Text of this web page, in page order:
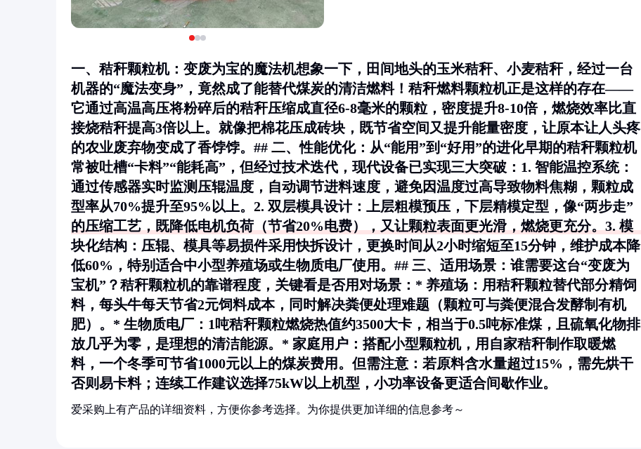
一、秸秆颗粒机：变废为宝的魔法机想象一下，田间地头的玉米秸秆、小麦秸秆，经过一台
机器的“魔法变身”，竟然成了能替代煤炭的清洁燃料！秸秆燃料颗粒机正是这样的存在——
它通过高温高压将粉碎后的秸秆压缩成直径6-8毫米的颗粒，密度提升8-10倍，燃烧效率比直
接烧秸秆提高3倍以上。就像把棉花压成砖块，既节省空间又提升能量密度，让原本让人头疼
的农业废弃物变成了香饽饽。## 二、性能优化：从“能用”到“好用”的进化早期的秸秆颗粒机
常被吐槽“卡料”“能耗高”，但经过技术迭代，现代设备已实现三大突破：1. 智能温控系统：
通过传感器实时监测压辊温度，自动调节进料速度，避免因温度过高导致物料焦糊，颗粒成
型率从70%提升至95%以上。2. 双层模具设计：上层粗模预压，下层精模定型，像“两步走”
的压缩工艺，既降低电机负荷（节省20%电费），又让颗粒表面更光滑，燃烧更充分。3. 模
块化结构 ：压辊、模具等易损件采用快拆设计，更换时间从2小时缩短至15分钟，维护成本降
低60%，特别适合中小型养殖场或生物质电厂使用。## 三、适用场景：谁需要这台“变废为
宝机”？秸秆颗粒机的靠谱程度，关键看是否用对场景：* 养殖场 ：用秸秆颗粒替代部分精饲
料，每头牛每天节省2元饲料成本，同时解决粪便处理难题（颗粒可与粪便混合发酵制有机
肥）。* 生物质电厂 ：1吨秸秆颗粒燃烧热值约3500大卡，相当于0.5吨标准煤，且硫氧化物排
放几乎为零，是理想的清洁能源。* 家庭用户 ：搭配小型颗粒机，用自家秸秆制作取暖燃
料，一个冬季可节省1000元以上的煤炭费用。但需注意：若原料含水量超过15%，需先烘干
否则易卡料；连续工作建议选择75kW以上机型，小功率设备更适合间歇作业。
爱采购上有产品的详细资料，方便你参考选择。为你提供更加详细的信息参考～